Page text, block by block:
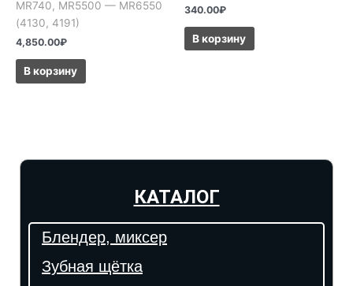
MR740, MR5500 — MR6550
(4130, 4191)
4,850.00₽
В корзину
340.00₽
В корзину
КАТАЛОГ
Блендер, миксер
Зубная щётка